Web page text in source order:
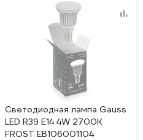
Светодиодная лампа Gauss
LED R39 E14 4W 2700K
FROST EB106001104